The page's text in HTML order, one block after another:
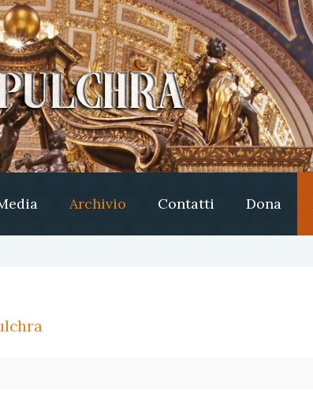
Archivio Contatti Dona